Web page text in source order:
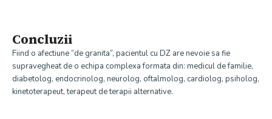
Concluzii
Fiind o afectiune “de granita”, pacientul cu DZ are nevoie sa fie
supravegheat de o echipa complexa formata din: medicul de familie,
diabetolog, endocrinolog, neurolog, oftalmolog, cardiolog, psiholog,
kinetoterapeut, terapeut de terapii alternative.